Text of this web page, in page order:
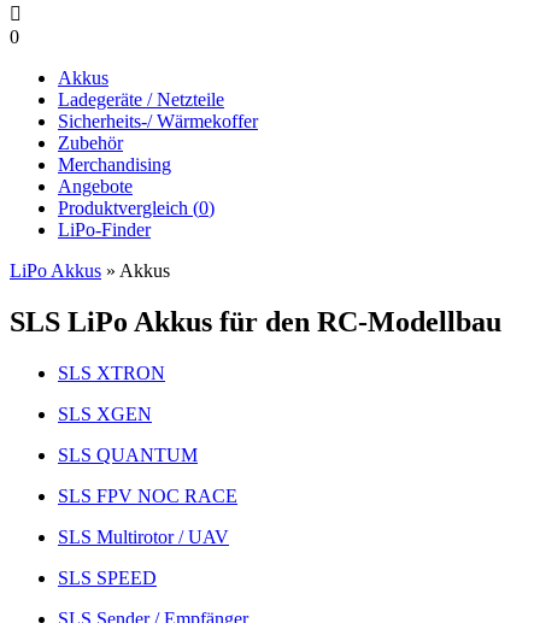

0
Akkus
Ladegeräte / Netzteile
Sicherheits-/ Wärmekoffer
Zubehör
Merchandising
Angebote
Produktvergleich (0)
LiPo-Finder
LiPo Akkus » Akkus
SLS LiPo Akkus für den RC-Modellbau
SLS XTRON
SLS XGEN
SLS QUANTUM
SLS FPV NOC RACE
SLS Multirotor / UAV
SLS SPEED
SLS Sender / Empfänger